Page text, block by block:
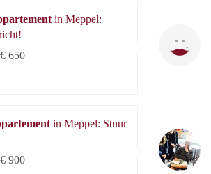
in Meppel:
650
in Meppel: Stuur
900